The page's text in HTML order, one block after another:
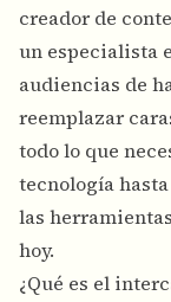
creador de
un especialista
audiencias de
reemplazar
todo lo que
tecnología
las
hoy.
¿Qué es el